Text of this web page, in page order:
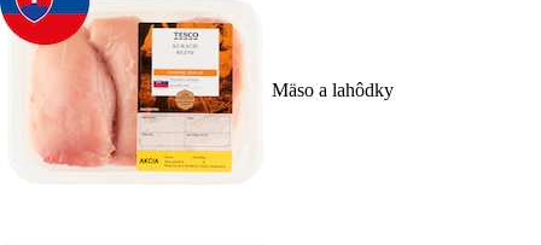
Mäso a lahôdky